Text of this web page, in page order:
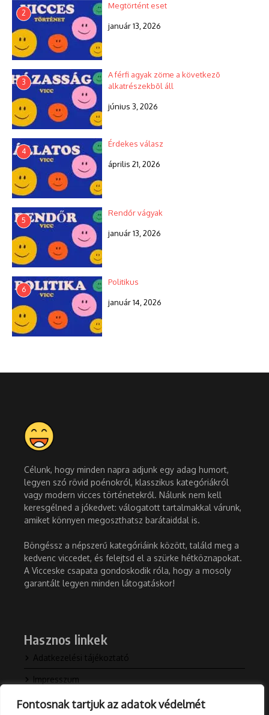
Fontosnak tartjuk az adatok védelmét
2
Megtörtént eset
január 13, 2026
3
A férfi agyak zöme a következõ
alkatrészekbõl áll
június 3, 2026
4
Érdekes válasz
április 21, 2026
5
Rendőr vágyak
január 13, 2026
6
Politikus
január 14, 2026
Célunk, hogy minden napra adjunk egy adag humort,
legyen szó rövid poénokról, klasszikus kategóriákról
vagy modern vicces történetekről. Nálunk nem kell
keresgélned a jókedvet: válogatott tartalmakkal várunk,
amiket könnyen megoszthatsz barátaiddal is.
Böngéssz a népszerű kategóriáink között, találd meg a
kedvenc viccedet, és felejtsd el a szürke hétköznapokat.
A Vicceske csapata gondoskodik róla, hogy a mosoly
garantált legyen minden látogatáskor!
Hasznos linkek
Adatkezelési tájékoztató
Impresszum
Kapcsolat